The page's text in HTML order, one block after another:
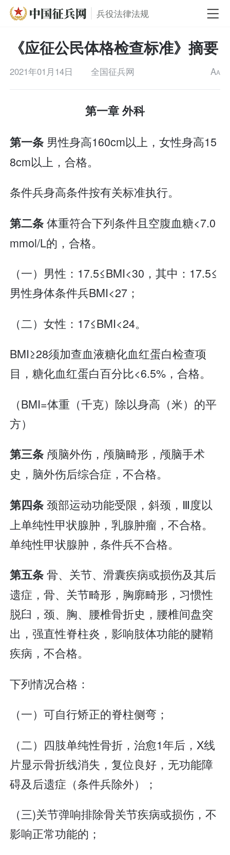
兵役法律法规
《应征公民体格检查标准》摘要
2021年01月14日 全国征兵网 AA
第一章 外科
第一条 男性身高160cm以上，女性身高15
8cm以上，合格。
条件兵身高条件按有关标准执行。
第二条体重符合下列条件且空腹血糖<7.0
mmol/L的，合格。
（一）男性：17.5≤BMI<30，其中：17.5≤
男性身体条件兵BMI<27；
（二）女性：17≤BMI<24。
BMI≥28须加查血液糖化血红蛋白检查项
目，糖化血红蛋白百分比<6.5%，合格。
（BMI=体重（千克）除以身高（米）的平
方）
第三条 颅脑外伤，颅脑畸形，颅脑手术
史，脑外伤后综合症，不合格。
第四条颈部运动功能受限，斜颈，Ⅲ度以
上单纯性甲状腺肿，乳腺肿瘤，不合格。
单纯性甲状腺肿，条件兵不合格。
第五条骨、关节、滑囊疾病或损伤及其后
遗症，骨、关节畸形，胸廓畸形，习惯性
脱臼，颈、胸、腰椎骨折史，腰椎间盘突
出，强直性脊柱炎，影响肢体功能的腱鞘
疾病，不合格。
下列情况合格：
（一）可自行矫正的脊柱侧弯；
（二）四肢单纯性骨折，治愈1年后，X线
片显示骨折线消失，复位良好，无功能障
碍及后遗症（条件兵除外）；
（三)关节弹响排除骨关节疾病或损伤，不
影响正常功能的；